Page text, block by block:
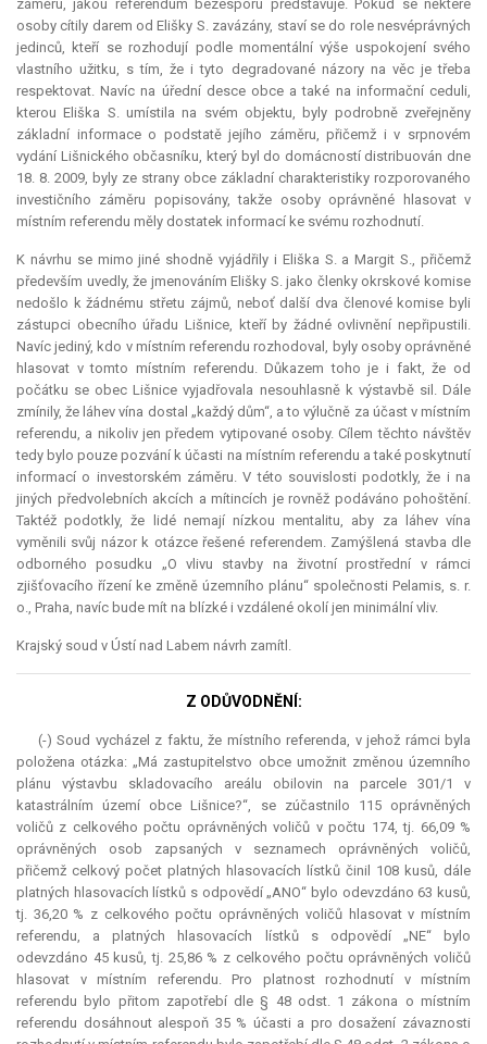
záměru, jakou referendum bezesporu představuje. Pokud se některé
osoby cítily darem od Elišky S. zavázány, staví se do role nesvéprávných
jedinců, kteří se rozhodují podle momentální výše uspokojení svého
vlastního užitku, s tím, že i tyto degradované názory na věc je třeba
respektovat. Navíc na úřední desce obce a také na informační ceduli,
kterou Eliška S. umístila na svém objektu, byly podrobně zveřejněny
základní informace o podstatě jejího záměru, přičemž i v srpnovém
vydání Lišnického občasníku, který byl do domácností distribuován dne
18. 8. 2009, byly ze strany obce základní charakteristiky rozporovaného
investičního záměru popisovány, takže osoby oprávněné hlasovat v
místním referendu měly dostatek informací ke svému rozhodnutí.
K návrhu se mimo jiné shodně vyjádřily i Eliška S. a Margit S., přičemž
především uvedly, že jmenováním Elišky S. jako členky okrskové komise
nedošlo k žádnému střetu zájmů, neboť další dva členové komise byli
zástupci obecního úřadu Lišnice, kteří by žádné ovlivnění nepřipustili.
Navíc jediný, kdo v místním referendu rozhodoval, byly osoby oprávněné
hlasovat v tomto místním referendu. Důkazem toho je i fakt, že od
počátku se obec Lišnice vyjadřovala nesouhlasně k výstavbě sil. Dále
zmínily, že láhev vína dostal „každý dům“, a to výlučně za účast v místním
referendu, a nikoliv jen předem vytipované osoby. Cílem těchto návštěv
tedy bylo pouze pozvání k účasti na místním referendu a také poskytnutí
informací o investorském záměru. V této souvislosti podotkly, že i na
jiných předvolebních akcích a mítincích je rovněž podáváno pohoštění.
Taktéž podotkly, že lidé nemají nízkou mentalitu, aby za láhev vína
vyměnili svůj názor k otázce řešené referendem. Zamýšlená stavba dle
odborného posudku „O vlivu stavby na životní prostřední v rámci
zjišťovacího řízení ke změně územního plánu“ společnosti Pelamis, s. r.
o., Praha, navíc bude mít na blízké i vzdálené okolí jen minimální vliv.
Krajský soud v Ústí nad Labem návrh zamítl.
Z ODŮVODNĚNÍ:
(-) Soud vycházel z faktu, že místního referenda, v jehož rámci byla
položena otázka: „Má zastupitelstvo obce umožnit změnou územního
plánu výstavbu skladovacího areálu obilovin na parcele 301/1 v
katastrálním území obce Lišnice?“, se zúčastnilo 115 oprávněných
voličů z celkového počtu oprávněných voličů v počtu 174, tj. 66,09 %
oprávněných osob zapsaných v seznamech oprávněných voličů,
přičemž celkový počet platných hlasovacích lístků činil 108 kusů, dále
platných hlasovacích lístků s odpovědí „ANO“ bylo odevzdáno 63 kusů,
tj. 36,20 % z celkového počtu oprávněných voličů hlasovat v místním
referendu, a platných hlasovacích lístků s odpovědí „NE“ bylo
odevzdáno 45 kusů, tj. 25,86 % z celkového počtu oprávněných voličů
hlasovat v místním referendu. Pro platnost rozhodnutí v místním
referendu bylo přitom zapotřebí dle § 48 odst. 1 zákona o místním
referendu dosáhnout alespoň 35 % účasti a pro dosažení závaznosti